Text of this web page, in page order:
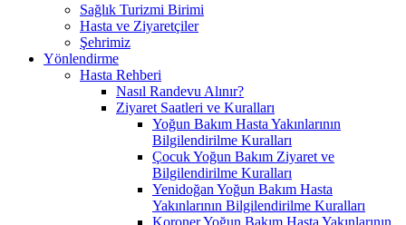
Sağlık Turizmi Birimi
Hasta ve Ziyaretçiler
Şehrimiz
Yönlendirme
Hasta Rehberi
Nasıl Randevu Alınır?
Ziyaret Saatleri ve Kuralları
Yoğun Bakım Hasta Yakınlarının
Bilgilendirilme Kuralları
Çocuk Yoğun Bakım Ziyaret ve
Bilgilendirilme Kuralları
Yenidoğan Yoğun Bakım Hasta
Yakınlarının Bilgilendirilme Kuralları
Koroner Yoğun Bakım Hasta Yakınlarının